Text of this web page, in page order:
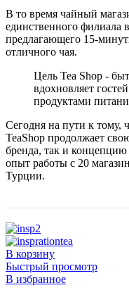
В то время чайный
единственного филиала
предлагающего 15-
отличного чая.
Цель Tea Shop -
вдохновляет
продуктами
Сегодня на пути к тому,
TeaShop продолжает
бренда, так и концепцию
опыт работы с 20
Турции.
В корзину
Быстрый просмотр
В избранное